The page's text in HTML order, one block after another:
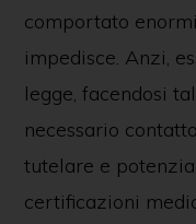
comportato
impedisce. Anzi,
legge, facendosi
necessario
tutelare e
certificazioni